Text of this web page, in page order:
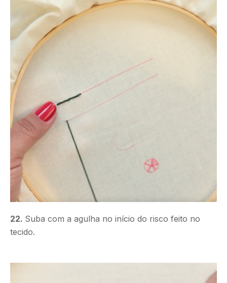
22. Suba com a agulha no início do risco feito no
tecido.